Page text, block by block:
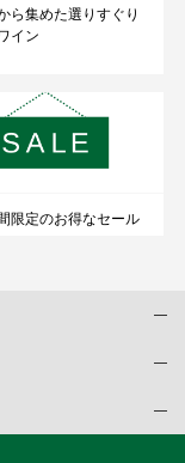
ら集めた選りすぐり
イン
限定のお得なセール